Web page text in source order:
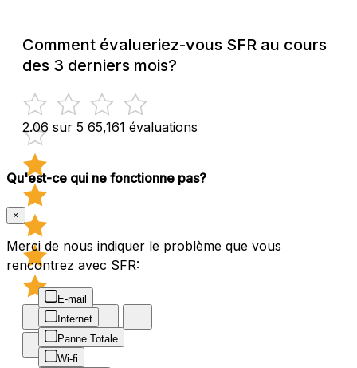
Comment évalueriez-vous SFR au cours
des 3 derniers mois?
2.06 sur 5 65,161 évaluations
Qu'est-ce qui ne fonctionne pas?
×
Merci de nous indiquer le problème que vous
rencontrez avec SFR:
E-mail
Internet
Panne Totale
Wi-fi